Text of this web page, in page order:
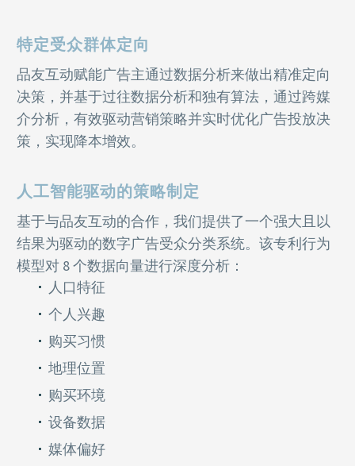
特定受众群体定向
品友互动赋能广告主通过数据分析来做出精准定向
决策，并基于过往数据分析和独有算法，通过跨媒
介分析，有效驱动营销策略并实时优化广告投放决
策，实现降本增效。
人工智能驱动的策略制定
基于与品友互动的合作，我们提供了一个强大且以
结果为驱动的数字广告受众分类系统。该专利行为
模型对 8 个数据向量进行深度分析：
人口特征
个人兴趣
购买习惯
地理位置
购买环境
设备数据
媒体偏好